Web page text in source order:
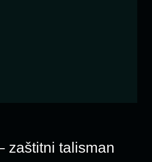
zaštitni talisman